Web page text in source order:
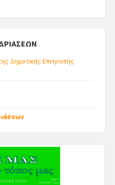
Δημοτικής Επιτροπής